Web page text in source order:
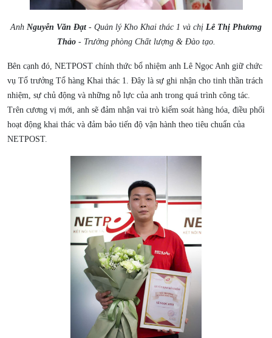
Anh Nguyễn Văn Đạt- Quản lý Kho Khai thác 1 và chị Lê Thị Phương
Thảo- Trưởng phòng Chất lượng & Đào tạo.
Bên cạnh đó, NETPOST chính thức bổ nhiệm anh Lê Ngọc Anh giữ chức
vụ Tổ trưởng Tổ hàng Khai thác 1. Đây là sự ghi nhận cho tinh thần trách
nhiệm, sự chủ động và những nỗ lực của anh trong quá trình công tác.
Trên cương vị mới, anh sẽ đảm nhận vai trò kiểm soát hàng hóa, điều phối
hoạt động khai thác và đảm bảo tiến độ vận hành theo tiêu chuẩn của
NETPOST.